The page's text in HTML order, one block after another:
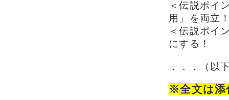
＜伝説ポイ
用」を両立
＜伝説ポイ
にする！
．．．（以
※全文は